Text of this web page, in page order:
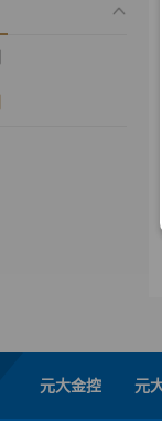
元大金控 元